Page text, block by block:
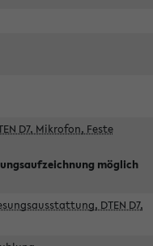
D7, Mikrofon, Feste
möglich
DTEN D7,